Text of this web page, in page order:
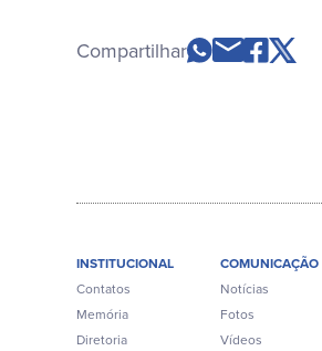
Compartilhar
INSTITUCIONAL
Contatos
Memória
Diretoria
COMUNICAÇÃO
Notícias
Fotos
Vídeos